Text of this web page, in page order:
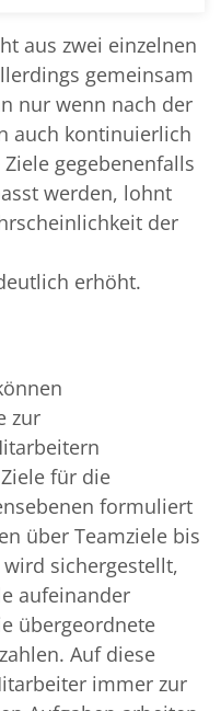
aus zwei einzelnen
gemeinsam
nur wenn nach der
auch kontinuierlich
gegebenenfalls
werden, lohnt
der
erhöht.
zur
für die
formuliert
über Teamziele bis
sichergestellt,
aufeinander
übergeordnete
Auf diese
immer zur